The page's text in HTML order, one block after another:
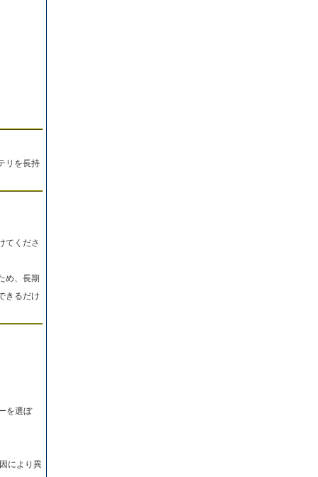
リを長持
てくださ
め、長期
きるだけ
を選ぼ
により異